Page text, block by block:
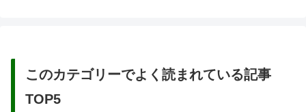
このカテゴリーでよく読まれている記事
TOP5